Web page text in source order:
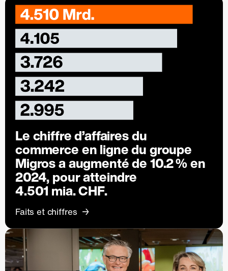
Le chiffre d’affaires du
commerce en ligne du groupe
Migros a augmenté de10.2 %en
2024, pour atteindre
4.501 mia. CHF.
Faits et chiffres